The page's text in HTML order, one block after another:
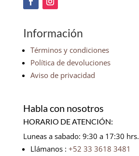
Información
Términos y condiciones
Política de devoluciones
Aviso de privacidad
Habla con nosotros
HORARIO DE ATENCIÓN:
Luneas a sabado: 9:30 a 17:30 hrs.
Llámanos : +52 33 3618 3481